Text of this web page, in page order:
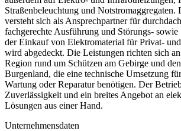
Straßenbeleuchtung und Notstromaggregaten.
versteht sich als Ansprechpartner für
fachgerechte Ausführung und Störungs-
der Einkauf von Elektromaterial für Privat-
wird abgedeckt. Die Leistungen richten sich
Region rund um Schützen am Gebirge und
Burgenland, die eine technische Umsetzung
Wartung oder Reparatur benötigen. Der
Zuverlässigkeit und ein breites Angebot an
Lösungen aus einer Hand.
Unternehmensdaten